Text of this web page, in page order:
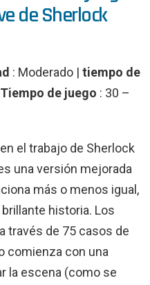
de Sherlock
: Moderado | tiempo de
Tiempo de juego : 30 –
el trabajo de Sherlock
una versión mejorada
más o menos igual,
historia. Los
través de 75 casos de
comienza con una
la escena (como se